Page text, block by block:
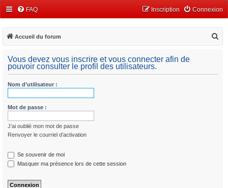
FAQ Connexion
Inscription
Accueil du forum
Vous devez vous inscrire et vous connecter afin de
pouvoir consulter le profil des utilisateurs.
Nom d’utilisateur :
Mot de passe :
J’ai oublié mon mot de passe
Renvoyer le courriel d’activation
Se souvenir de moi
Masquer ma présence lors de cette session